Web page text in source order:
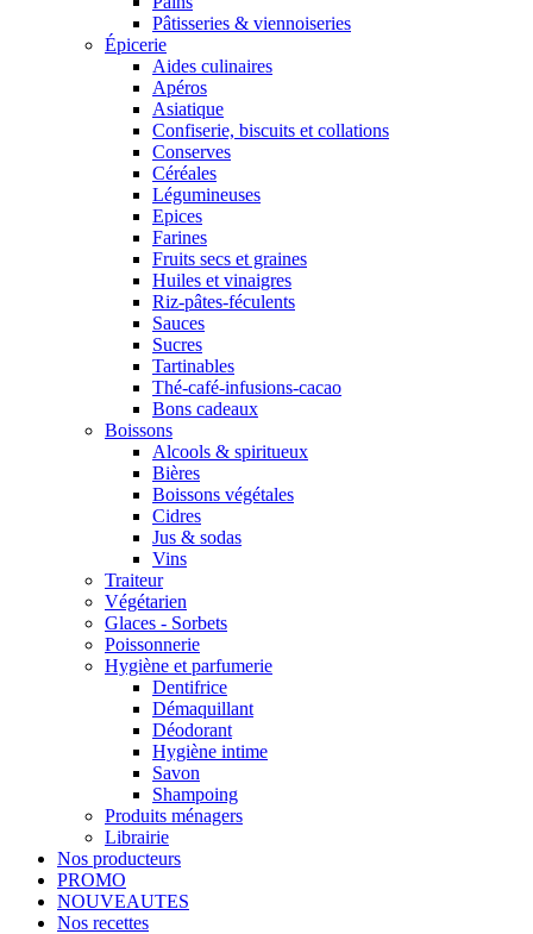
Pâtisseries & viennoiseries
Épicerie
Aides culinaires
Apéros
Asiatique
Confiserie, biscuits et collations
Conserves
Céréales
Légumineuses
Epices
Farines
Fruits secs et graines
Huiles et vinaigres
Riz-pâtes-féculents
Sauces
Sucres
Tartinables
Thé-café-infusions-cacao
Bons cadeaux
Boissons
Alcools & spiritueux
Bières
Boissons végétales
Cidres
Jus & sodas
Vins
Traiteur
Végétarien
Glaces - Sorbets
Poissonnerie
Hygiène et parfumerie
Dentifrice
Démaquillant
Déodorant
Hygiène intime
Savon
Shampoing
Produits ménagers
Librairie
Nos producteurs
PROMO
NOUVEAUTES
Nos recettes